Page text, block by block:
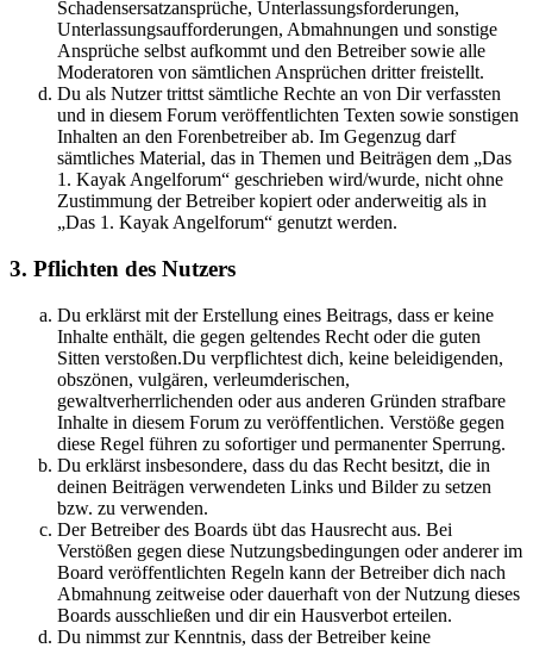
Schadensersatzansprüche, Unterlassungsforderungen,
Unterlassungsaufforderungen, Abmahnungen und sonstige
Ansprüche selbst aufkommt und den Betreiber sowie alle
Moderatoren von sämtlichen Ansprüchen dritter freistellt.
Du als Nutzer trittst sämtliche Rechte an von Dir verfassten
und in diesem Forum veröffentlichten Texten sowie sonstigen
Inhalten an den Forenbetreiber ab. Im Gegenzug darf
sämtliches Material, das in Themen und Beiträgen dem „Das
1. Kayak Angelforum“ geschrieben wird/wurde, nicht ohne
Zustimmung der Betreiber kopiert oder anderweitig als in
„Das 1. Kayak Angelforum“ genutzt werden.
3. Pflichten des Nutzers
Du erklärst mit der Erstellung eines Beitrags, dass er keine
Inhalte enthält, die gegen geltendes Recht oder die guten
Sitten verstoßen.Du verpflichtest dich, keine beleidigenden,
obszönen, vulgären, verleumderischen,
gewaltverherrlichenden oder aus anderen Gründen strafbare
Inhalte in diesem Forum zu veröffentlichen. Verstöße gegen
diese Regel führen zu sofortiger und permanenter Sperrung.
Du erklärst insbesondere, dass du das Recht besitzt, die in
deinen Beiträgen verwendeten Links und Bilder zu setzen
bzw. zu verwenden.
Der Betreiber des Boards übt das Hausrecht aus. Bei
Verstößen gegen diese Nutzungsbedingungen oder anderer im
Board veröffentlichten Regeln kann der Betreiber dich nach
Abmahnung zeitweise oder dauerhaft von der Nutzung dieses
Boards ausschließen und dir ein Hausverbot erteilen.
Du nimmst zur Kenntnis, dass der Betreiber keine